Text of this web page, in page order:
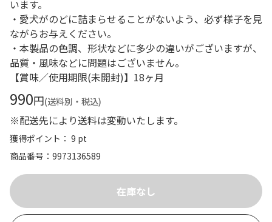
います。
・愛犬がのどに詰まらせることがないよう、必ず様子を見
ながらお与えください。
・本製品の色調、形状などに多少の違いがございますが、
品質・風味などに問題はございません。
【賞味／使用期限(未開封)】18ヶ月
990円(送料別・税込)
※配送先により送料は変動いたします。
獲得ポイント： 9 pt
商品番号
9973136589